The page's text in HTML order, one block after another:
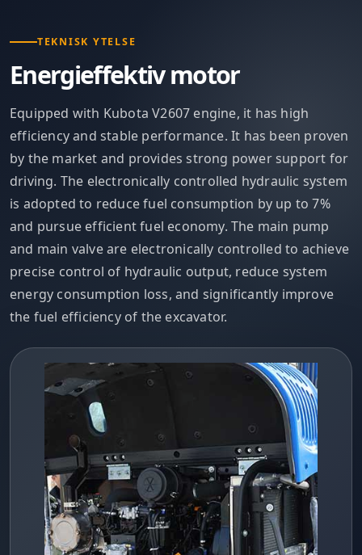
TEKNISK YTELSE
Energieffektiv motor
Equipped with Kubota V2607 engine, it has high
efficiency and stable performance. It has been proven
by the market and provides strong power support for
driving. The electronically controlled hydraulic system
is adopted to reduce fuel consumption by up to 7%
and pursue efficient fuel economy. The main pump
and main valve are electronically controlled to achieve
precise control of hydraulic output, reduce system
energy consumption loss, and significantly improve
the fuel efficiency of the excavator.